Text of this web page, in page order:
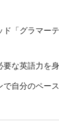
ド「グラマー
な英語力を
で自分のペー